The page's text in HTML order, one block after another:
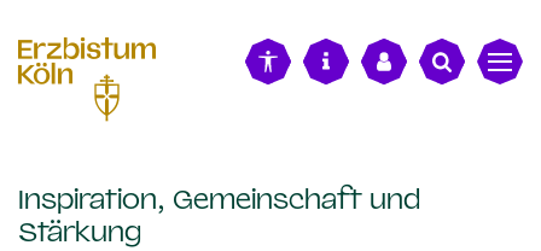
Inspiration, Gemeinschaft und
Stärkung